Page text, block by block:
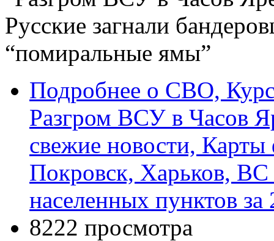
Подробнее о СВО,
Разгром ВСУ в Часов
свежие новости,
Покровск, Харьков,
населенных пунктов
8222 просмотра